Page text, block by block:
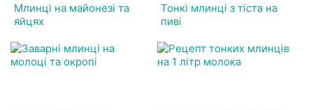
Млинці на майонезі та
яйцях
Тонкі млинці з тіста на
пиві